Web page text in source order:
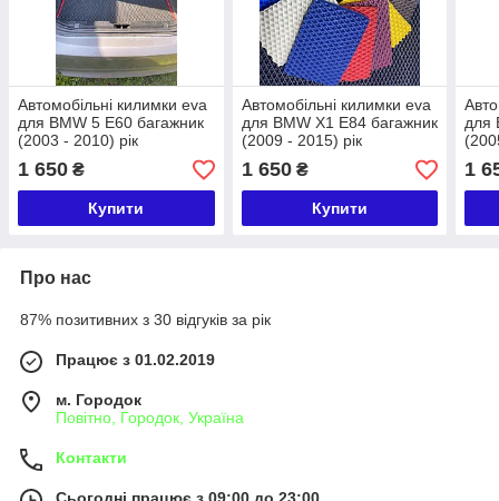
Автомобільні килимки eva
для BMW 5 E60 багажник
(2003 - 2010) рік
1 650 ₴
Купити
Автомобільні килимки eva
для BMW X1 E84 багажник
(2009 - 2015) рік
1 650₴
Купити
для
1
Про нас
87% позитивних з 30 відгуків за рік
Працює з 01.02.2019
м. Городок
Повітно, Городок, Україна
Контакти